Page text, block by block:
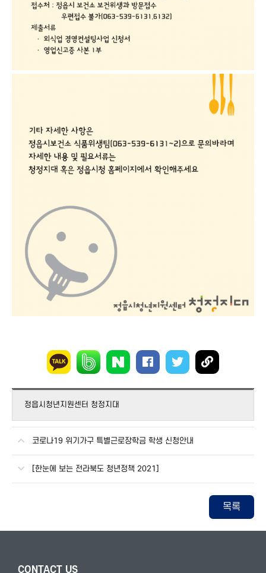
정읍시청년지원센터 청정지대
코로나19 위기가구 특별근로장학금 학생 신청안내
[한눈에 보는 전라북도 청년정책 2021]
목록
CONTACT US